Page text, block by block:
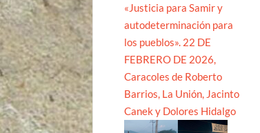
«Justicia para Samir y
autodeterminación para
los pueblos». 22 DE
FEBRERO DE 2026,
Caracoles de Roberto
Barrios, La Unión, Jacinto
Canek y Dolores Hidalgo